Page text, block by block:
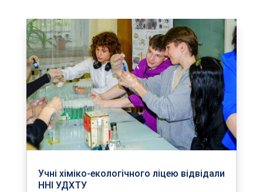
Учні хіміко-екологічного ліцею відвідали
ННІ УДХТУ